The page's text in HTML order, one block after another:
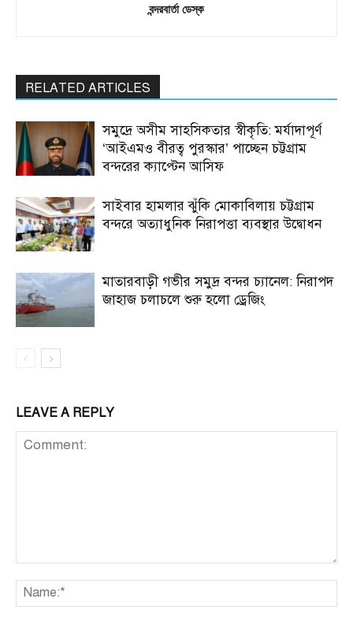
বন্দরবার্তা ডেস্ক
RELATED ARTICLES
সমুদ্রে অসীম সাহসিকতার স্বীকৃতি: মর্যাদাপূর্ণ
‘আইএমও বীরত্ব পুরস্কার’ পাচ্ছেন চট্টগ্রাম
বন্দরের ক্যাপ্টেন আসিফ
সাইবার হামলার ঝুঁকি মোকাবিলায় চট্টগ্রাম
বন্দরে অত্যাধুনিক নিরাপত্তা ব্যবস্থার উদ্বোধন
মাতারবাড়ী গভীর সমুদ্র বন্দর চ্যানেল: নিরাপদ
জাহাজ চলাচলে শুরু হলো ড্রেজিং
LEAVE A REPLY